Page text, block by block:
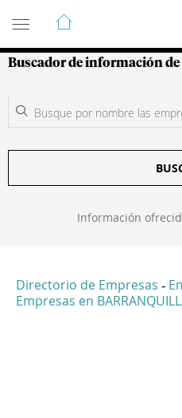
Guía de Empresas
Buscador de información de
Información
Directorio de Empresas -
Empresas en